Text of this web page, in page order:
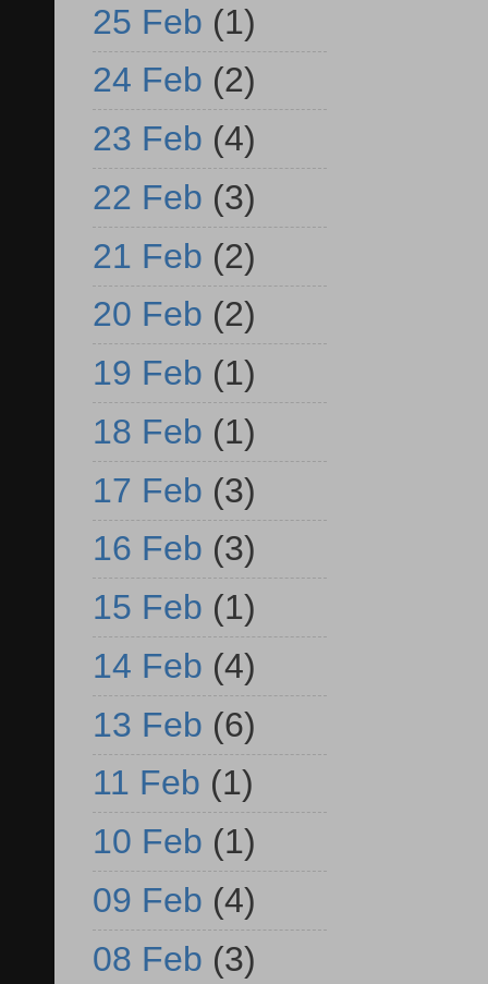
25 Feb (1)
24 Feb (2)
23 Feb (4)
22 Feb (3)
21 Feb (2)
20 Feb (2)
19 Feb (1)
18 Feb (1)
17 Feb (3)
16 Feb (3)
15 Feb (1)
14 Feb (4)
13 Feb (6)
11 Feb (1)
10 Feb (1)
09 Feb (4)
08 Feb (3)